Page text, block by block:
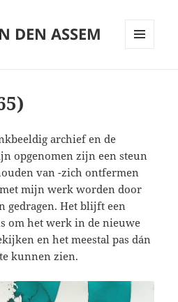
DEN ASSEM
archief en de
opgenomen zijn een steun
van -zich ontfermen
mijn werk worden door
gedragen. Het blijft een
om het werk in de nieuwe
en het meestal pas dán
kunnen zien.